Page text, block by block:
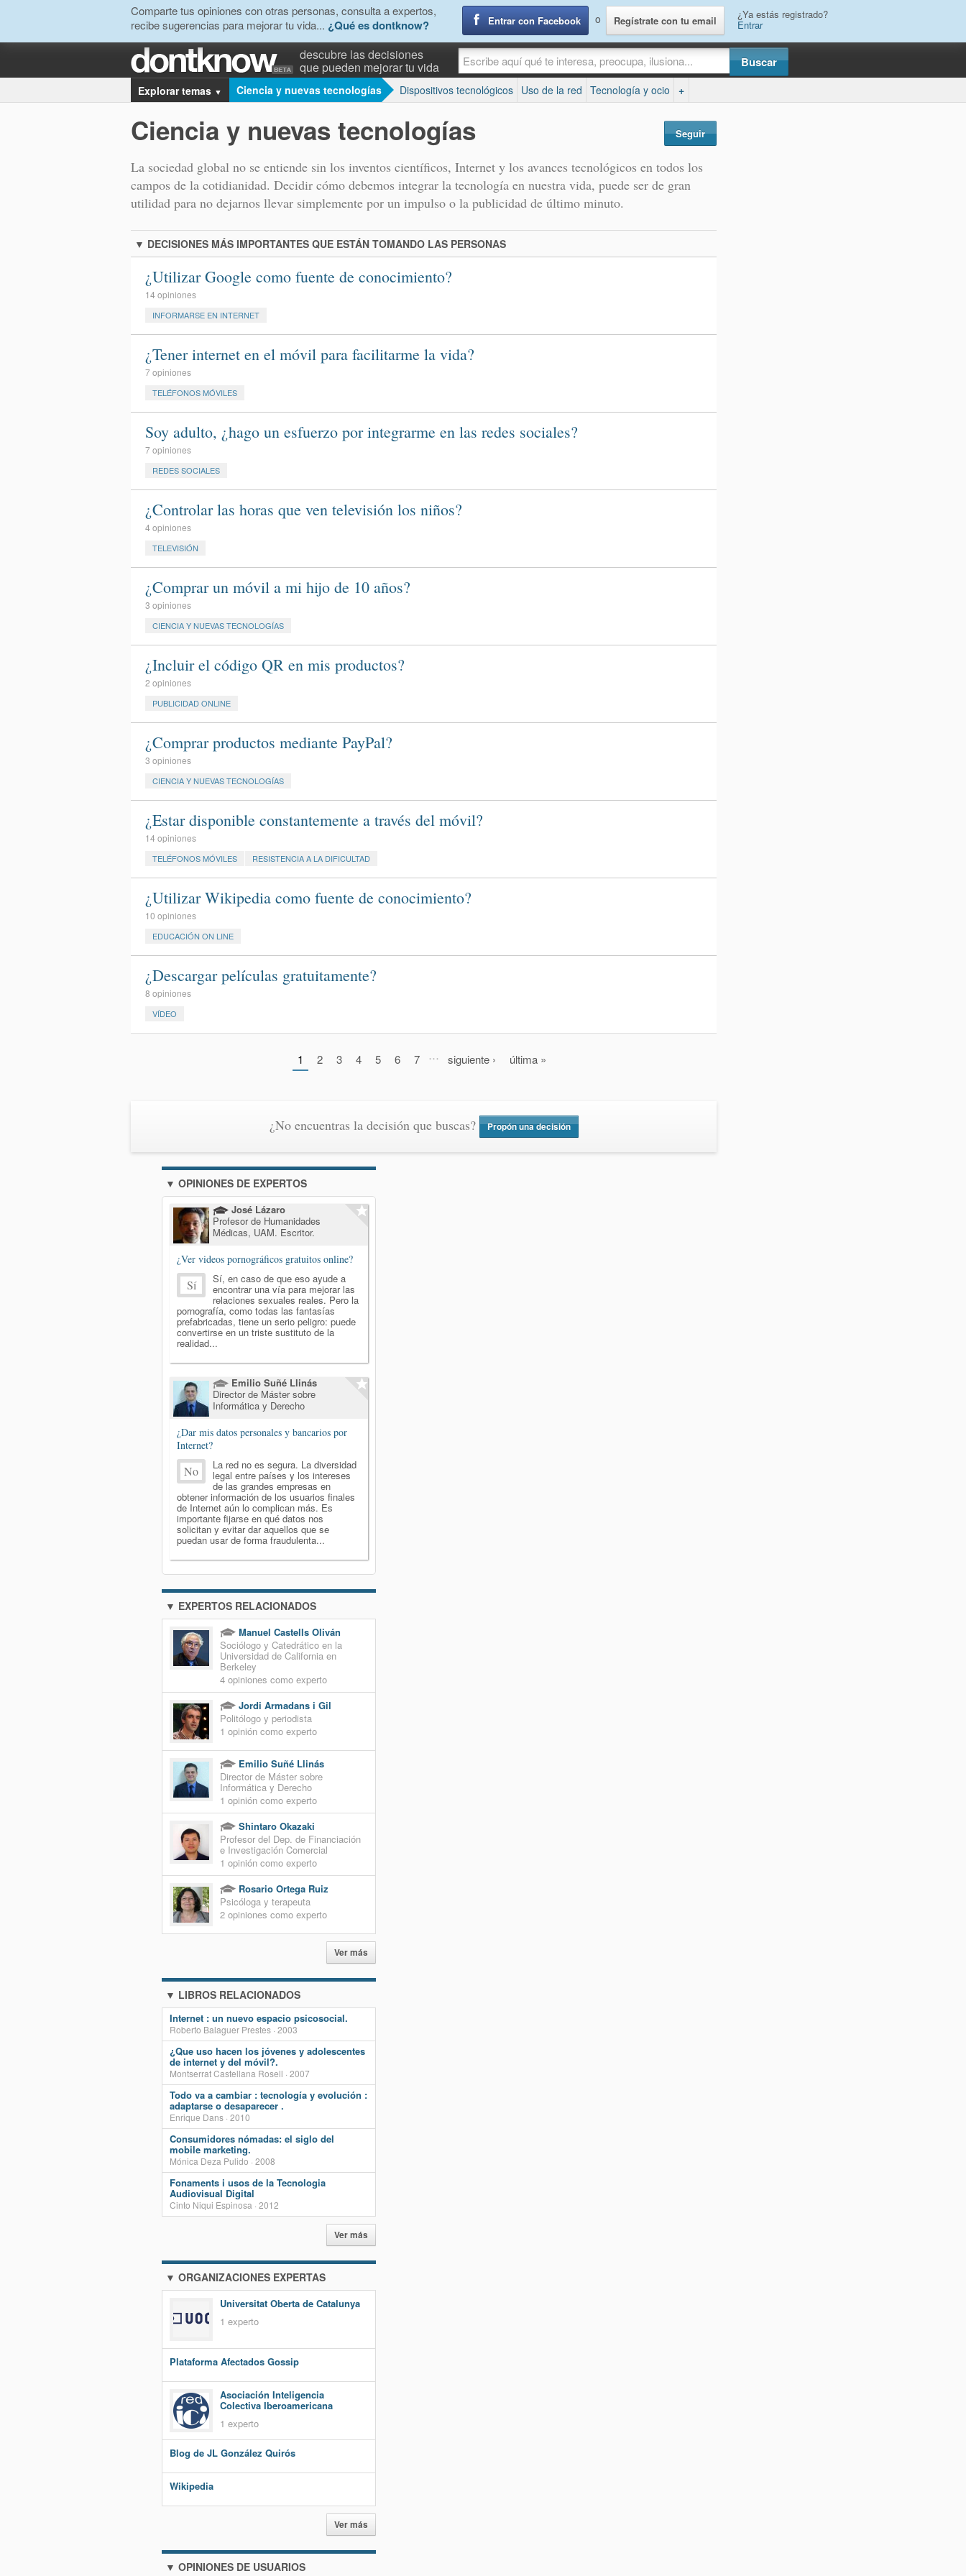
Comparte tus opiniones con otras personas, consulta a expertos,
recibe sugerencias para mejorar tu vida... ¿Qué es dontknow? Entrar con Facebook o Regístrate con tu email ¿Ya estás registrado?
Entrar
descubre las decisiones
que pueden mejorar tu vida
Explorar temas ▼ Ciencia y nuevas tecnologías Dispositivos tecnológicos Uso de la red Tecnología y ocio +
Ciencia y nuevas tecnologías Seguir
La sociedad global no se entiende sin los inventos científicos, Internet y los avances tecnológicos en todos los
campos de la cotidianidad. Decidir cómo debemos integrar la tecnología en nuestra vida, puede ser de gran
utilidad para no dejarnos llevar simplemente por un impulso o la publicidad de último minuto.
▼ DECISIONES MÁS IMPORTANTES QUE ESTÁN TOMANDO LAS PERSONAS
¿Utilizar Google como fuente de conocimiento?
14 opiniones
INFORMARSE EN INTERNET
¿Tener internet en el móvil para facilitarme la vida?
7 opiniones
TELÉFONOS MÓVILES
Soy adulto, ¿hago un esfuerzo por integrarme en las redes sociales?
7 opiniones
REDES SOCIALES
¿Controlar las horas que ven televisión los niños?
4 opiniones
TELEVISIÓN
¿Comprar un móvil a mi hijo de 10 años?
3 opiniones
CIENCIA Y NUEVAS TECNOLOGÍAS
¿Incluir el código QR en mis productos?
2 opiniones
PUBLICIDAD ONLINE
¿Comprar productos mediante PayPal?
3 opiniones
CIENCIA Y NUEVAS TECNOLOGÍAS
¿Estar disponible constantemente a través del móvil?
14 opiniones
TELÉFONOS MÓVILES RESISTENCIA A LA DIFICULTAD
¿Utilizar Wikipedia como fuente de conocimiento?
10 opiniones
EDUCACIÓN ON LINE
¿Descargar películas gratuitamente?
8 opiniones
VÍDEO
1 2 3 4 5 6 7 … siguiente › última »
¿No encuentras la decisión que buscas? Propón una decisión
▼ OPINIONES DE EXPERTOS
José Lázaro
Profesor de Humanidades
Médicas, UAM. Escritor.
¿Ver videos pornográficos gratuitos online?
Sí Sí, en caso de que eso ayude a
encontrar una vía para mejorar las
relaciones sexuales reales. Pero la
pornografía, como todas las fantasías
prefabricadas, tiene un serio peligro: puede
convertirse en un triste sustituto de la
realidad...
Emilio Suñé Llinás
Director de Máster sobre
Informática y Derecho
¿Dar mis datos personales y bancarios por
Internet?
No La red no es segura. La diversidad
legal entre países y los intereses
de las grandes empresas en
obtener información de los usuarios finales
de Internet aún lo complican más. Es
importante fijarse en qué datos nos
solicitan y evitar dar aquellos que se
puedan usar de forma fraudulenta...
▼ EXPERTOS RELACIONADOS
Manuel Castells Oliván
Sociólogo y Catedrático en la
Universidad de California en
Berkeley
4 opiniones como experto
Jordi Armadans i Gil
Politólogo y periodista
1 opinión como experto
Emilio Suñé Llinás
Director de Máster sobre
Informática y Derecho
1 opinión como experto
Shintaro Okazaki
Profesor del Dep. de Financiación
e Investigación Comercial
1 opinión como experto
Rosario Ortega Ruiz
Psicóloga y terapeuta
2 opiniones como experto
Ver más
▼ LIBROS RELACIONADOS
Internet : un nuevo espacio psicosocial.
Roberto Balaguer Prestes · 2003
¿Que uso hacen los jóvenes y adolescentes
de internet y del móvil?.
Montserrat Castellana Rosell · 2007
Todo va a cambiar : tecnología y evolución :
adaptarse o desaparecer .
Enrique Dans · 2010
Consumidores nómadas: el siglo del
mobile marketing.
Mónica Deza Pulido · 2008
Fonaments i usos de la Tecnologia
Audiovisual Digital
Cinto Niqui Espinosa · 2012
Ver más
▼ ORGANIZACIONES EXPERTAS
Universitat Oberta de Catalunya
1 experto
Plataforma Afectados Gossip
Asociación Inteligencia
Colectiva Iberoamericana
1 experto
Blog de JL González Quirós
Wikipedia
Ver más
▼ OPINIONES DE USUARIOS